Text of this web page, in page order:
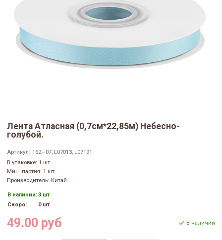
Лента Атласная (0,7см*22,85м) Небесно-
голубой.
Артикул: 162—07, L07013, L07191
В упаковке: 1 шт.
Мин. партия: 1 шт
Производитель: Китай
В наличии:3 шт
Скоро:
0 шт
49.00 руб В наличии